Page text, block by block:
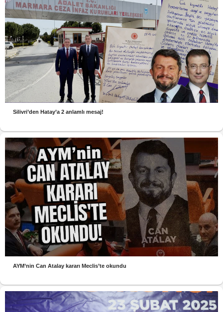
Silivri’den Hatay’a 2 anlamlı mesaj!
AYM’nin Can Atalay kararı Meclis’te okundu